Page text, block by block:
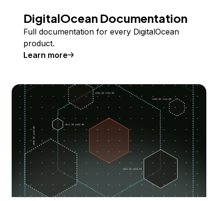
DigitalOcean Documentation
Full documentation for every DigitalOcean
product.
Learn more